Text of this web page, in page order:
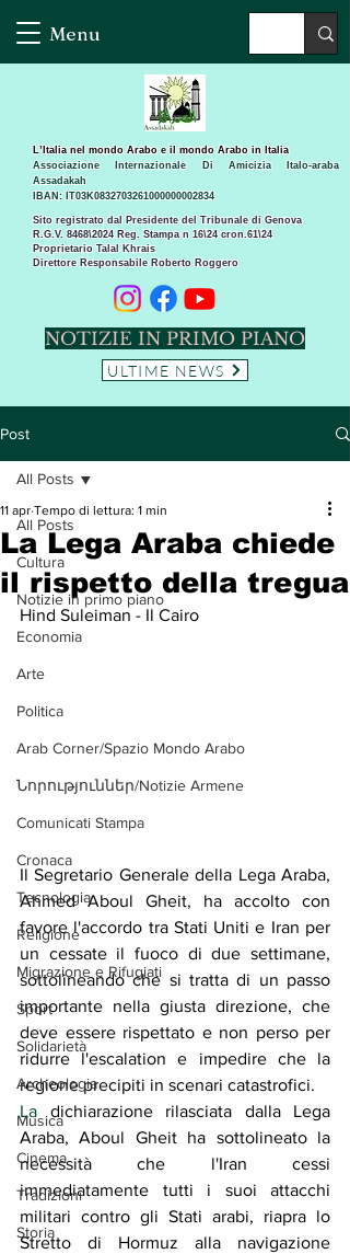
Menu
Sito registrato dal Presidente del Tribunale di Genova
R.G.V. 8468\2024 Reg. Stampa n 16\24 cron.61\24 ​
Proprietario Talal Khrais
Direttore Responsabile Roberto Roggero
L’Italia nel mondo Arabo e il mondo Arabo in Italia
Associazione Internazionale Di Amicizia Italo-araba
Assadakah
IBAN: IT03K0832703261000000002834
NOTIZIE IN PRIMO PIANO
ULTIME NEWS
Post
All Posts
Cultura
Notizie in primo piano
Economia
Arte
Politica
Arab Corner/Spazio Mondo Arabo
Նորություններ/Notizie Armene
Comunicati Stampa
Cronaca
Tecnologia
Religione
Migrazione e Rifugiati
Sport
Solidarietà
Archeologia
Musica
Cinema
Tradizioni
Storia
All Posts
La Lega Araba chiede
il rispetto della tregua
11 apr Tempo di lettura: 1 min
Hind Suleiman - Il Cairo
Il Segretario Generale della Lega Araba,
Ahmed Aboul Gheit, ha accolto con
favore l'accordo tra Stati Uniti e Iran per
un cessate il fuoco di due settimane,
sottolineando che si tratta di un passo
importante nella giusta direzione, che
deve essere rispettato e non perso per
ridurre l'escalation e impedire che la
regione precipiti in scenari catastrofici.
La dichiarazione rilasciata dalla Lega
Araba, Aboul Gheit ha sottolineato la
necessità che l'Iran cessi
immediatamente tutti i suoi attacchi
militari contro gli Stati arabi, riapra lo
Stretto di Hormuz alla navigazione